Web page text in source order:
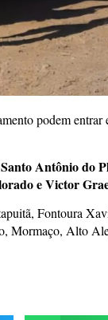
podem
Antônio do
e Victor
Fontoura
Mormaço, Alto